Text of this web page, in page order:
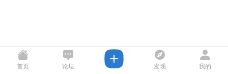
首页 论坛 发现 我的